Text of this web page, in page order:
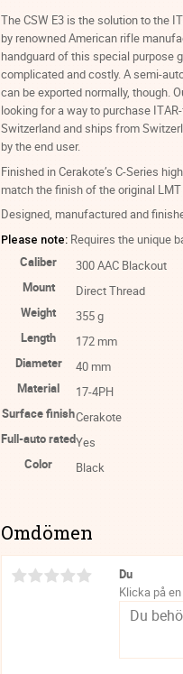
The CSW E3 is the solution to the
by renowned American rifle
handguard of this special purpose
complicated and costly. A semi-
can be exported normally, though.
looking for a way to purchase
Switzerland and ships from
by the end user.
Finished in Cerakote’s C-Series
match the finish of the original
Designed, manufactured and
Please note: Requires the unique
Caliber
300 AAC Blackout
Mount
Direct Thread
Weight
355 g
Length
172 mm
Diameter
40 mm
Material
17-4PH
Surface finishCerakote
Full-auto ratedYes
Color
Black
Omdömen
Du
Klicka på